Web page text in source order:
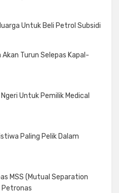
Untuk Beli Petrol Subsidi
Turun Selepas Kapal-
Untuk Pemilik Medical
Paling Pelik Dalam
MSS (Mutual Separation
Petronas